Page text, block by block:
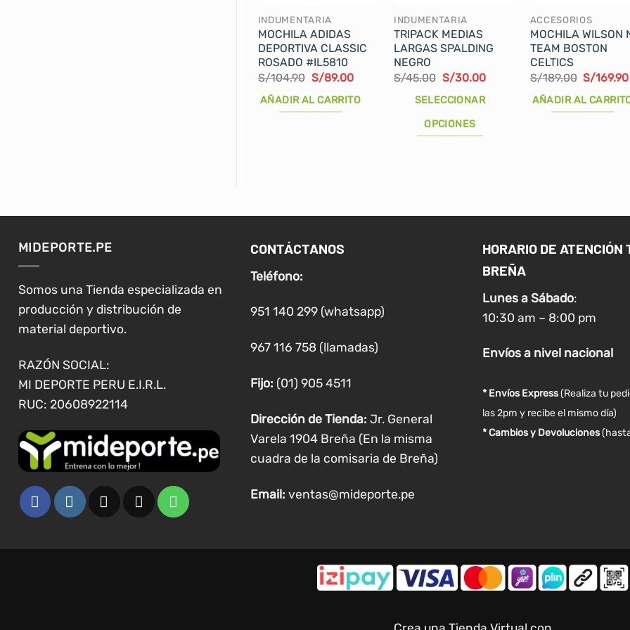
INDUMENTARIA
MOCHILA ADIDAS
DEPORTIVA CLASSIC
ROSADO #IL5810
S/104.90 El
precio
original
era:
S/89.00El
actual
AÑADIR AL CARRITO
INDUMENTARIA
TRIPACK MEDIAS
LARGAS SPALDING
NEGRO
S/45.00 El
precio
original
S/45.00.
S/30.00El
actual
SELECCIONAR
OPCIONES
variantes.
ACCESORIOS
MOCHILA WILSON
TEAM BOSTON
CELTICS
S/189.00 El
precio
original
era:
S/169.90
AÑADIR AL
MIDEPORTE.PE
Somos una Tienda especializada en
producción y distribución de
material deportivo.
RAZÓN SOCIAL:
MI DEPORTE PERU E.I.R.L.
RUC: 20608922114
CONTÁCTANOS
Teléfono:
951 140 299 (whatsapp)
967 116 758 (llamadas)
Fijo: (01) 905 4511
Dirección de Tienda: Jr. General
Varela 1904 Breña (En la misma
cuadra de la comisaria de Breña)
Email: ventas@mideporte.pe
HORARIO DE ATENCIÓN
BREÑA
Lunes a Sábado:
10:30 am – 8:00 pm
Envíosa nivel nacional
* Envíos Express(Realiza tu
las 2pm y recibe el mismo día)
* Cambios y Devoluciones